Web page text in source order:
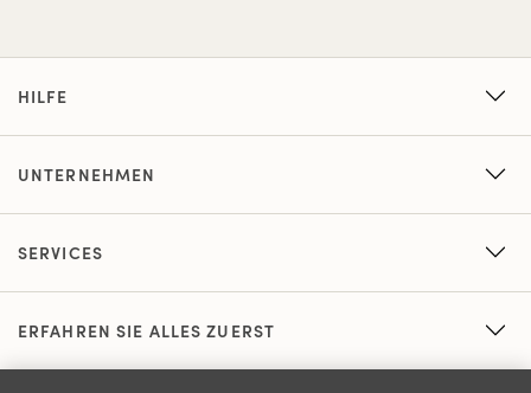
HILFE
UNTERNEHMEN
SERVICES
ERFAHREN SIE ALLES ZUERST